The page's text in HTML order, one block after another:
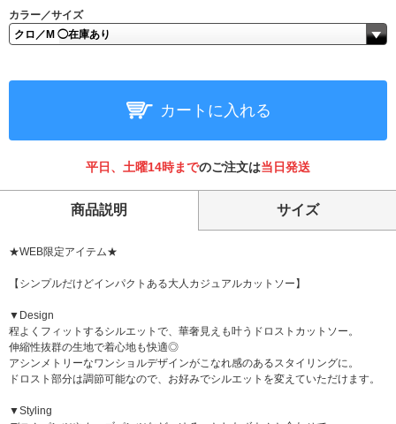
カラー／サイズ
カートに入れる
平日、土曜14時までのご注文は当日発送
商品説明 サイズ
★WEB限定アイテム★
【シンプルだけどインパクトある大人カジュアルカットソー】
▼Design
程よくフィットするシルエットで、華奢見えも叶うドロストカットソー。
伸縮性抜群の生地で着心地も快適◎
アシンメトリーなワンショルデザインがこなれ感のあるスタイリングに。
ドロスト部分は調節可能なので、お好みでシルエットを変えていただけます。
▼Styling